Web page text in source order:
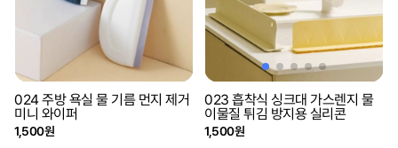
024 주방 욕실 물 기름 먼지 제거
미니 와이퍼
1,500원
023 흡착식 싱크대 가스렌지 물
이물질 튀김 방지용 실리콘
1,500원